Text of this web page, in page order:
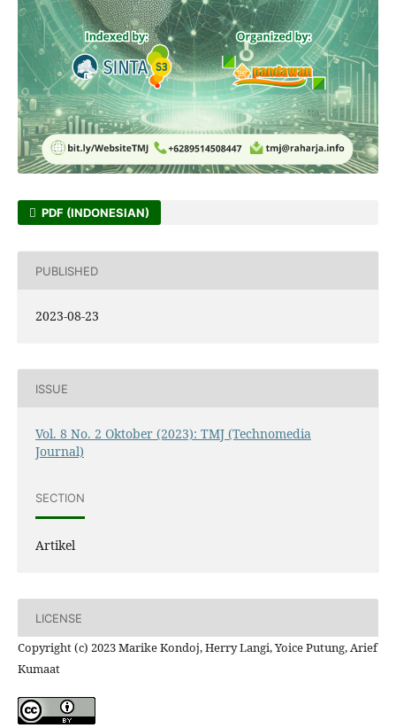
PDF (INDONESIAN)
PUBLISHED
2023-08-23
ISSUE
Vol. 8 No. 2 Oktober (2023): TMJ (Technomedia
Journal)
SECTION
Artikel
LICENSE
Copyright (c) 2023 Marike Kondoj, Herry Langi, Yoice Putung, Arief
Kumaat